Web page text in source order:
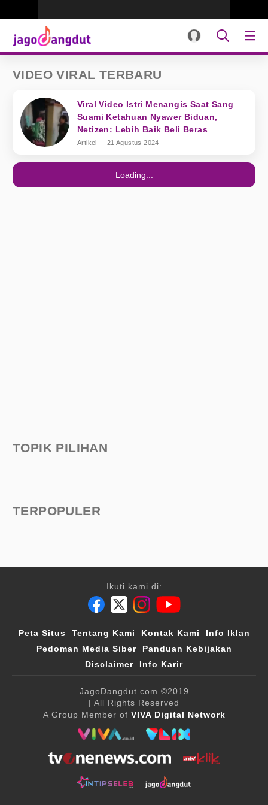
VIDEO VIRAL TERBARU
Viral Video Istri Menangis Saat Sang
Suami Ketahuan Nyawer Biduan,
Netizen: Lebih Baik Beli Beras
Artikel 21 Agustus 2024
Loading...
TOPIK PILIHAN
TERPOPULER
Ikuti kami di:
Peta Situs Tentang Kami Kontak Kami
Info Iklan
Pedoman Media Siber
Panduan Kebijakan
Disclaimer
Info Karir
JagoDangdut.com ©2019
| All Rights Reserved
A Group Member of VIVA Digital Network